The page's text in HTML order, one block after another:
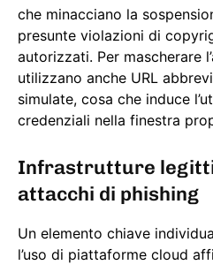
che minacciano la
presunte violazioni di
autorizzati. Per mascherare
utilizzano anche URL
simulate, cosa che induce
credenziali nella finestra
Infrastrutture
attacchi di phishing
Un elemento chiave
l’uso di piattaforme cloud